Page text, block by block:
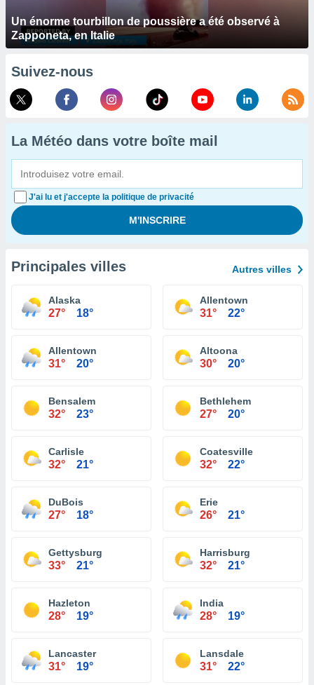
Un énorme tourbillon de poussière a été observé à
Zapponeta, en Italie
Suivez-nous
La Météo dans votre boîte mail
J'ai lu et j'accepte la politique de privacité
Principales villes Autres villes
Alaska
27° 18°
Allentown
31° 22°
Allentown
31° 20°
Altoona
30° 20°
Bensalem
32° 23°
Bethlehem
27° 20°
Carlisle
32° 21°
Coatesville
32° 22°
DuBois
27° 18°
Erie
26° 21°
Gettysburg
33° 21°
Harrisburg
32° 21°
Hazleton
28° 19°
India
28° 19°
Lancaster
31° 19°
Lansdale
31° 22°